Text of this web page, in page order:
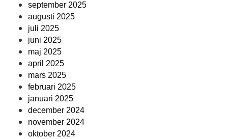
september 2025
augusti 2025
juli 2025
juni 2025
maj 2025
april 2025
mars 2025
februari 2025
januari 2025
december 2024
november 2024
oktober 2024